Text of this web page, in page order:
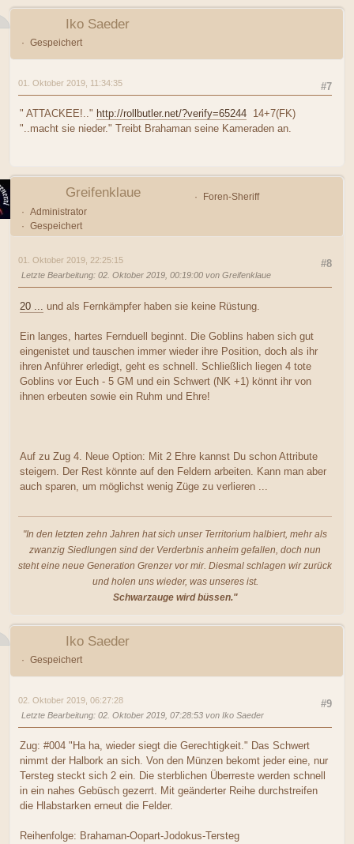
Iko Saeder
Gespeichert
#7
01. Oktober 2019, 11:34:35
" ATTACKEE!.." http://rollbutler.net/?verify=65244 14+7(FK)
"..macht sie nieder." Treibt Brahaman seine Kameraden an.
Greifenklaue
Foren-Sheriff
Administrator
Gespeichert
#8
01. Oktober 2019, 22:25:15
Letzte Bearbeitung: 02. Oktober 2019, 00:19:00 von Greifenklaue
20 ... und als Fernkämpfer haben sie keine Rüstung.
Ein langes, hartes Fernduell beginnt. Die Goblins haben sich gut
eingenistet und tauschen immer wieder ihre Position, doch als ihr
ihren Anführer erledigt, geht es schnell. Schließlich liegen 4 tote
Goblins vor Euch - 5 GM und ein Schwert (NK +1) könnt ihr von
ihnen erbeuten sowie ein Ruhm und Ehre!
Auf zu Zug 4. Neue Option: Mit 2 Ehre kannst Du schon Attribute
steigern. Der Rest könnte auf den Feldern arbeiten. Kann man aber
auch sparen, um möglichst wenig Züge zu verlieren ...
"In den letzten zehn Jahren hat sich unser Territorium halbiert, mehr als
zwanzig Siedlungen sind der Verderbnis anheim gefallen, doch nun
steht eine neue Generation Grenzer vor mir. Diesmal schlagen wir zurück
und holen uns wieder, was unseres ist.
Schwarzauge wird büssen."
Iko Saeder
Gespeichert
#9
02. Oktober 2019, 06:27:28
Letzte Bearbeitung: 02. Oktober 2019, 07:28:53 von Iko Saeder
Zug: #004 "Ha ha, wieder siegt die Gerechtigkeit." Das Schwert
nimmt der Halbork an sich. Von den Münzen bekomt jeder eine, nur
Tersteg steckt sich 2 ein. Die sterblichen Überreste werden schnell
in ein nahes Gebüsch gezerrt. Mit geänderter Reihe durchstreifen
die Hlabstarken erneut die Felder.
Reihenfolge: Brahaman-Oopart-Jodokus-Tersteg